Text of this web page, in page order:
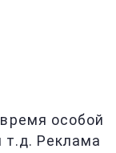
особой
т.д. Реклама